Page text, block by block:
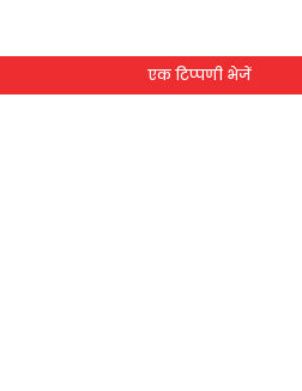
एक टिप्पणी भेजें